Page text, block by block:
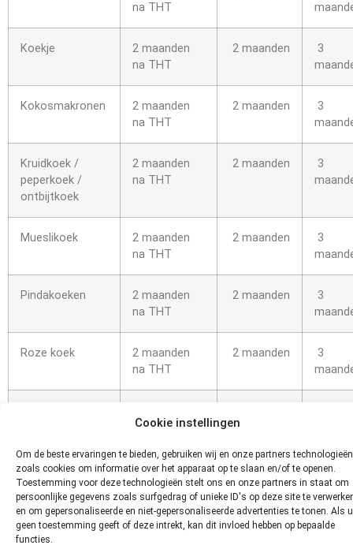
Cookie instellingen
Om de beste ervaringen te bieden, gebruiken wij en onze partners technologieën
zoals cookies om informatie over het apparaat op te slaan en/of te openen.
Toestemming voor deze technologieën stelt ons en onze partners in staat om
persoonlijke gegevens zoals surfgedrag of unieke ID's op deze site te
en om gepersonaliseerde en niet-gepersonaliseerde advertenties te tonen. Als u
geen toestemming geeft of deze intrekt, kan dit invloed hebben op bepaalde
functies.
na THT
Koekje
2 maanden
na THT
2 maanden
3
Kokosmakronen
2 maanden
na THT
2 maanden
3
Kruidkoek /
peperkoek /
ontbijtkoek
2 maanden
na THT
2 maanden
3
Mueslikoek
2 maanden
na THT
2 maanden
3
Pindakoeken
2 maanden
na THT
2 maanden
3
Roze koek
2 maanden
na THT
2 maanden
3
na THT
Zelfgebakken
koekjes
n.v.t.
1tot 2
maanden
3
Hoe kun